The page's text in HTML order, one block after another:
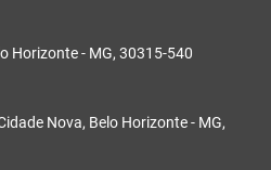
Horizonte - MG, 30315-540
Nova, Belo Horizonte - MG,